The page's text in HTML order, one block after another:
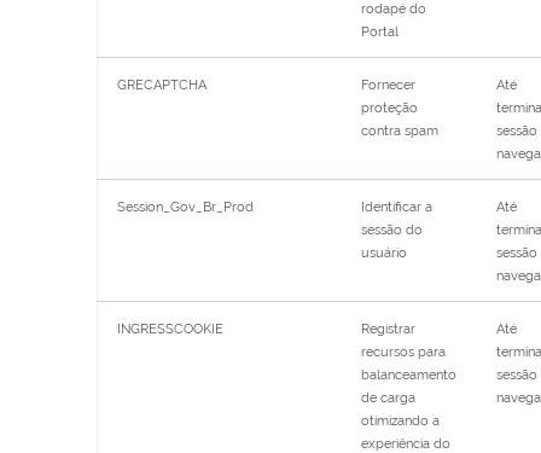
rodapé do
Portal
GRECAPTCHA
Fornecer
proteção
contra spam
Até
Session_Gov_Br_Prod
Identificar a
sessão do
usuário
Até
INGRESSCOOKIE
Registrar
recursos para
balanceamento
de carga
otimizando a
experiência do
Até